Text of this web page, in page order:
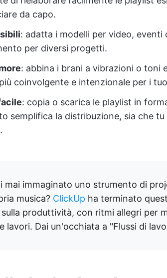
da capo.
: adatta i modelli per video,
per diversi progetti.
: abbina i brani a vibrazioni o toni
coinvolgente e intenzionale per i
: copia o scarica le playlist in
semplifica la distribuzione, sia che
mai immaginato uno strumento di
musica? ClickUp ha terminato
produttività, con ritmi allegri per
lavori. Dai un'occhiata a "Flussi di